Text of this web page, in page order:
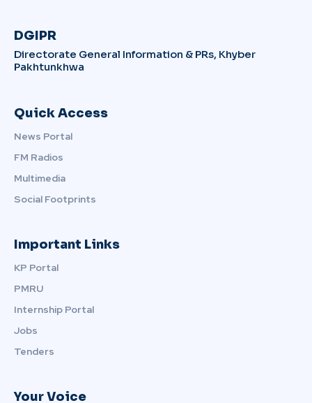
DGIPR
Directorate General Information & PRs, Khyber
Pakhtunkhwa
Quick Access
News Portal
FM Radios
Multimedia
Social Footprints
Important Links
KP Portal
PMRU
Internship Portal
Jobs
Tenders
Your Voice